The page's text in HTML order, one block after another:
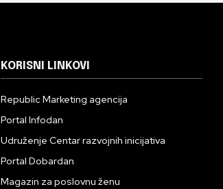
KORISNI LINKOVI
Republic Marketing agencija
Portal Infodan
Udruženje Centar razvojnih inicijativa
Portal Dobardan
Magazin za poslovnu ženu